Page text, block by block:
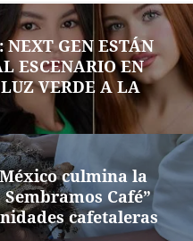
GEN ESTÁN
ESCENARIO EN
VERDE A LA
culmina la
Sembramos Café”
cafetaleras